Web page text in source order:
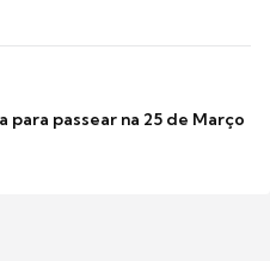
para passear na 25 de Março